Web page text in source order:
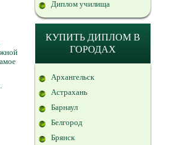
Диплом училища
КУПИТЬ ДИПЛОМ В
ГОРОДАХ
Архангельск
Астрахань
Барнаул
Белгород
Брянск